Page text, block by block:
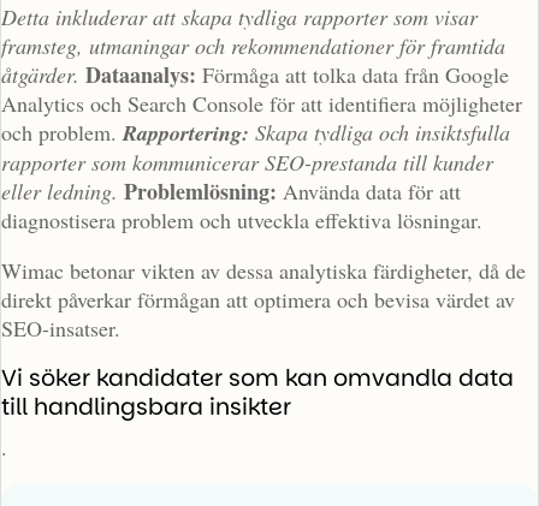
Detta inkluderar att skapa tydliga rapporter som visar
framsteg, utmaningar och rekommendationer för framtida
åtgärder. Dataanalys: Förmåga att tolka data från Google
Analytics och Search Console för att identifiera möjligheter
och problem. Rapportering: Skapa tydliga och insiktsfulla
rapporter som kommunicerar SEO-prestanda till kunder
eller ledning. Problemlösning: Använda data för att
diagnostisera problem och utveckla effektiva lösningar.
Wimac betonar vikten av dessa analytiska färdigheter, då de
direkt påverkar förmågan att optimera och bevisa värdet av
SEO-insatser.
Vi söker kandidater som kan omvandla data
till handlingsbara insikter
.